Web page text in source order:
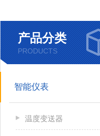
产品分类
PRODUCTS
智能仪表
温度变送器